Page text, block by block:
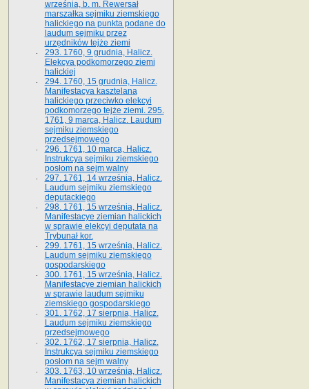
września, b. m. Rewersał
marszałka sejmiku ziemskiego
halickiego na punkta podane do
laudum sejmiku przez
urzędników tejże ziemi
293. 1760, 9 grudnia, Halicz.
Elekcya podkomorzego ziemi
halickiej
294. 1760, 15 grudnia, Halicz.
Manifestacya kasztelana
halickiego przeciwko elekcyi
podkomorzego tejże ziemi. 295.
1761, 9 marca, Halicz. Laudum
sejmiku ziemskiego
przedsejmowego
296. 1761, 10 marca, Halicz.
Instrukcya sejmiku ziemskiego
posłom na sejm walny
297. 1761, 14 września, Halicz.
Laudum sejmiku ziemskiego
deputackiego
298. 1761, 15 września, Halicz.
Manifestacye ziemian halickich
w sprawie elekcyi deputata na
Trybunał kor.
299. 1761, 15 września, Halicz.
Laudum sejmiku ziemskiego
gospodarskiego
300. 1761, 15 września, Halicz.
Manifestacye ziemian halickich
w sprawie laudum sejmiku
ziemskiego gospodarskiego
301. 1762, 17 sierpnia, Halicz.
Laudum sejmiku ziemskiego
przedsejmowego
302. 1762, 17 sierpnia, Halicz.
Instrukcya sejmiku ziemskiego
posłom na sejm walny
303. 1763, 10 września, Halicz.
Manifestacya ziemian halickich